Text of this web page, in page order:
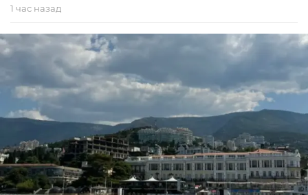
1 час назад